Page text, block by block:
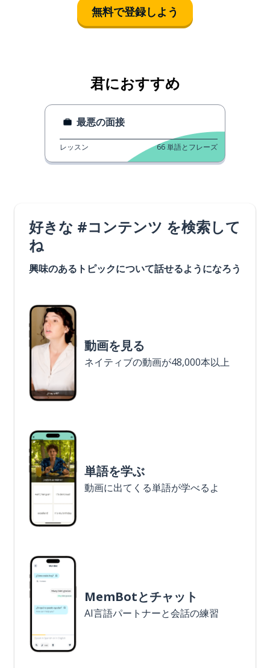
無料で登録しよう
君におすすめ
最悪の面接
レッスン 66単語とフレーズ
好きな #コンテンツ を検索して
ね
興味のあるトピックについて話せるようになろう
動画を見る
ネイティブの動画が48,000本以上
単語を学ぶ
動画に出てくる単語が学べるよ
MemBotとチャット
AI言語パートナーと会話の練習